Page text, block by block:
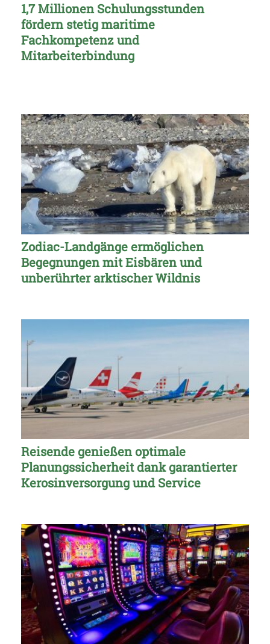
1,7 Millionen Schulungsstunden
fördern stetig maritime
Fachkompetenz und
Mitarbeiterbindung
Zodiac-Landgänge ermöglichen
Begegnungen mit Eisbären und
unberührter arktischer Wildnis
Reisende genießen optimale
Planungssicherheit dank garantierter
Kerosinversorgung und Service